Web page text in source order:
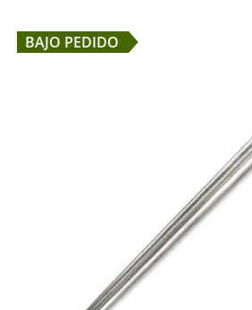
BAJO PEDIDO